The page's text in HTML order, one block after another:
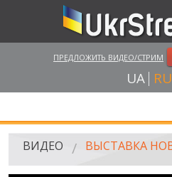
ПРЕДЛОЖИТЬ ВИДЕО/СТРИМ
UA RU
ГЛАВНАЯ
ВИДЕО